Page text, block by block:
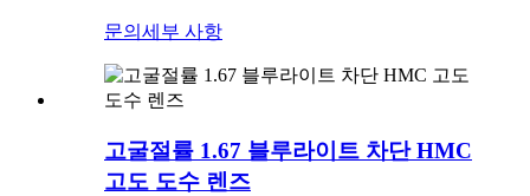
문의 세부 사항
고굴절률 1.67 블루라이트 차단 HMC
고도 도수 렌즈